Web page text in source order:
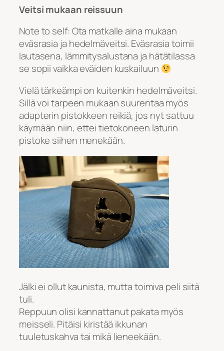
Veitsi mukaan reissuun
Note to self: Ota matkalle aina mukaan
eväsrasia ja hedelmäveitsi. Eväsrasia toimii
lautasena, lämmitysalustana ja hätätilassa
se sopii vaikka eväiden kuskailuun
Vielä tärkeämpi on kuitenkin hedelmäveitsi.
Sillä voi tarpeen mukaan suurentaa myös
adapterin pistokkeen reikiä, jos nyt sattuu
käymään niin, ettei tietokoneen laturin
pistoke siihen menekään.
Jälki ei ollut kaunista, mutta toimiva peli siitä
tuli.
Reppuun olisi kannattanut pakata myös
meisseli. Pitäisi kiristää ikkunan
tuuletuskahva tai mikä lieneekään.